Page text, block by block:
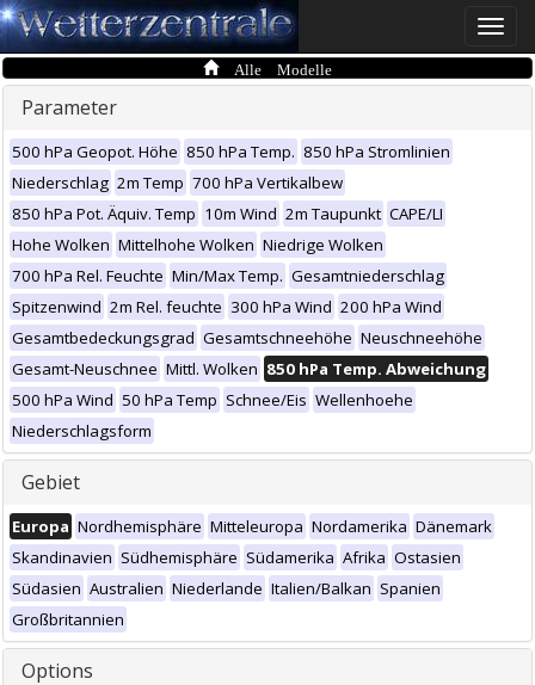
Toggle
Alle Modelle
Parameter
500 hPa Geopot. Höhe 850 hPa Temp. 850 hPa Stromlinien
Niederschlag 2m Temp 700 hPa Vertikalbew
850 hPa Pot. Äquiv. Temp 10m Wind 2m Taupunkt CAPE/LI
Hohe Wolken Mittelhohe Wolken Niedrige Wolken
700 hPa Rel. Feuchte Min/Max Temp. Gesamtniederschlag
Spitzenwind 2m Rel. feuchte 300 hPa Wind 200 hPa Wind
Gesamtbedeckungsgrad Gesamtschneehöhe Neuschneehöhe
Gesamt-Neuschnee Mittl. Wolken 850 hPa Temp. Abweichung
500 hPa Wind 50 hPa Temp Schnee/Eis Wellenhoehe
Niederschlagsform
Gebiet
Europa Nordhemisphäre Mitteleuropa Nordamerika Dänemark
Skandinavien Südhemisphäre Südamerika Afrika Ostasien
Südasien Australien Niederlande Italien/Balkan Spanien
Großbritannien
Options